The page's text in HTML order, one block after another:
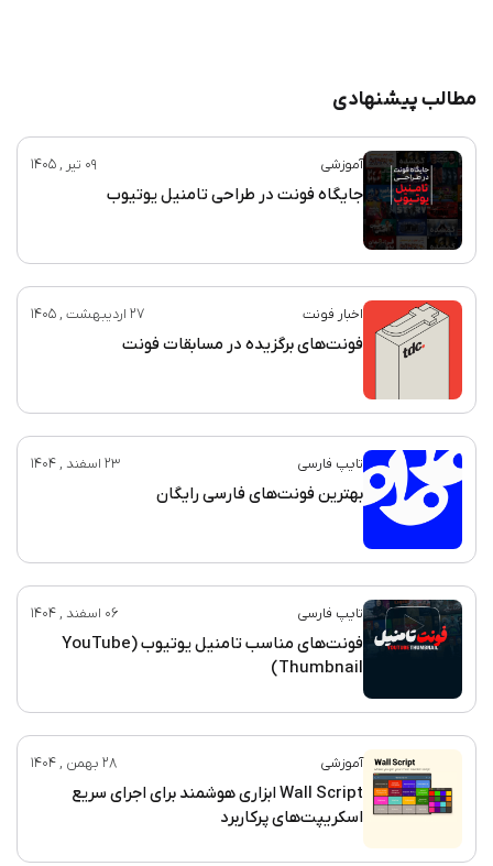
مطالب پیشنهادی
آموزشی 09 تیر , 1405
جایگاه فونت در طراحی تامنیل یوتیوب
اخبار فونت 27 اردیبهشت , 1405
فونت‌های برگزیده در مسابقات فونت
تایپ فارسی 23 اسفند , 1404
بهترین فونت‌های فارسی رایگان
تایپ فارسی 06 اسفند , 1404
فونت‌های مناسب تامنیل یوتیوب (YouTube
Thumbnail)
آموزشی 28 بهمن , 1404
Wall Script ابزاری هوشمند برای اجرای سریع
اسکریپت‌های پرکاربرد